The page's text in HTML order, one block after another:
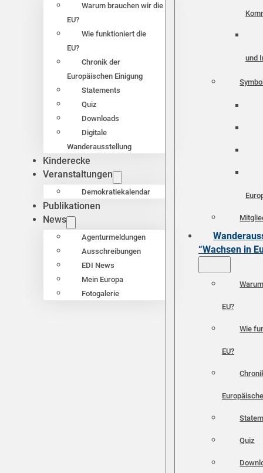
Warum brauchen wir die
EU?
Wie funktioniert die
EU?
Chronik der
Europäischen Einigung
Statements
Quiz
Downloads
Digitale
Wanderausstellung
Kinderecke
Veranstaltungen
Demokratiekalendar
Publikationen
News
Agenturmeldungen
Ausschreibungen
EDI News
Mein Europa
Fotogalerie
und
“Wachsen in
EU?
Wie
EU?
Quiz